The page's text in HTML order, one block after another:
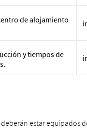
de alojamiento
y tiempos de
estar equipados